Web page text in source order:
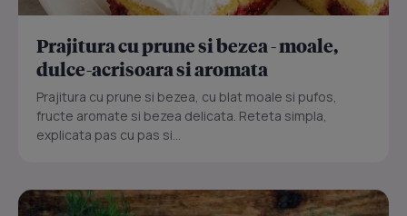
Prajitura cu prune si bezea - moale,
dulce-acrisoara si aromata
Prajitura cu prune si bezea, cu blat moale si pufos,
fructe aromate si bezea delicata. Reteta simpla,
explicata pas cu pas si...